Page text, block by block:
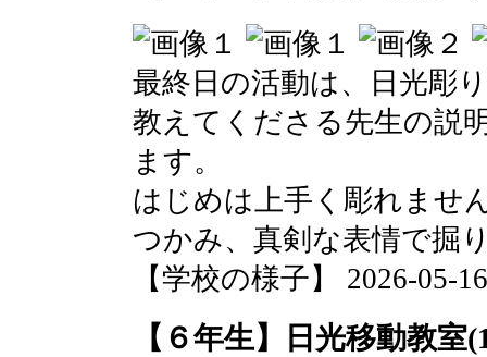
最終日の活動は、日光彫
教えてくださる先生の説
ます。
はじめは上手く彫れませ
つかみ、真剣な表情で掘
【学校の様子】 2026-05-
【６年生】日光移動教室